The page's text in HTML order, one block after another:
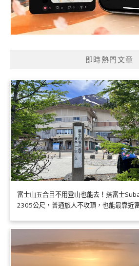
即時熱門文章
富士山五合目不用登山也能去！搭富士
2305公尺，普通旅人不攻頂，也能最靠近